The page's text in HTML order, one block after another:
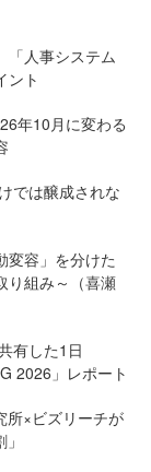
人事システム
ント
年10月に変わる
では醸成されな
変容」を分けた
り組み～（喜瀬
有した1日
2026」レポート
所×ビズリーチが